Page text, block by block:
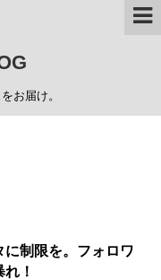
お届け。
制限を。フォロワ
！